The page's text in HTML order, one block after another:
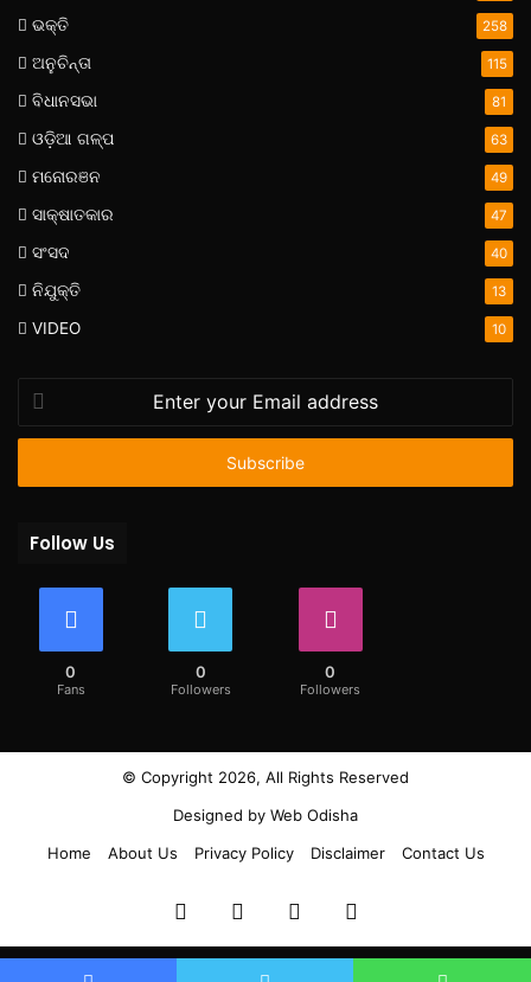
ଭକ୍ତି 258
ଅନୁଚିନ୍ତା 115
ବିଧାନସଭା 81
ଓଡ଼ିଆ ଗଳ୍ପ 63
ମନୋରଞନ 49
ସାକ୍ଷାତକାର 47
ସଂସଦ 40
ନିଯୁକ୍ତି 13
VIDEO 10
your
Email
Follow Us
0
Fans
0
Followers
0
Followers
© Copyright 2026, All Rights Reserved
Designed by Web Odisha
Home
About Us Privacy Policy Disclaimer Contact Us
FacebookTwitterYouTubeInstagram